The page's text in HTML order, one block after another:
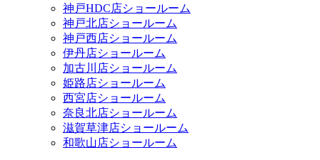
神戸HDC店ショールーム
神戸北店ショールーム
神戸西店ショールーム
伊丹店ショールーム
加古川店ショールーム
姫路店ショールーム
西宮店ショールーム
奈良北店ショールーム
滋賀草津店ショールーム
和歌山店ショールーム